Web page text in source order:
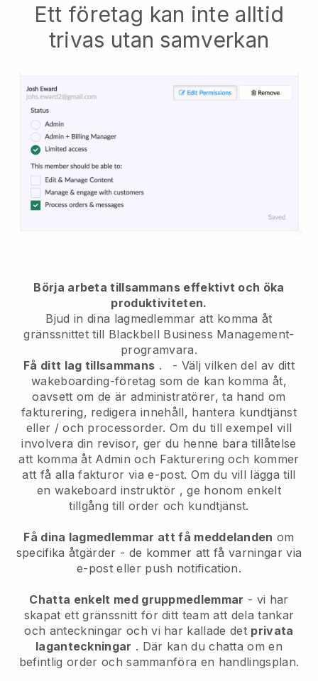
Ett företag kan inte alltid
trivas utan samverkan
Börja arbeta tillsammans effektivt och öka
produktiviteten.
Bjud in dina lagmedlemmar att komma åt
gränssnittet till Blackbell Business Management-
programvara.
Få ditt lag tillsammans . - Välj vilken del av ditt
wakeboarding-företag som de kan komma åt,
oavsett om de är administratörer, ta hand om
fakturering, redigera innehåll, hantera kundtjänst
eller / och processorder. Om du till exempel vill
involvera din revisor, ger du henne bara tillåtelse
att komma åt Admin och Fakturering och kommer
att få alla fakturor via e-post. Om du vill lägga till
en wakeboard instruktör , ge honom enkelt
tillgång till order och kundtjänst.
Få dina lagmedlemmar att få meddelanden om
specifika åtgärder - de kommer att få varningar via
e-post eller push notification.
Chatta enkelt med gruppmedlemmar - vi har
skapat ett gränssnitt för ditt team att dela tankar
och anteckningar och vi har kallade det privata
laganteckningar . Där kan du chatta om en
befintlig order och sammanföra en handlingsplan.